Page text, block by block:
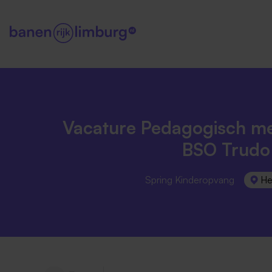
Vacature Pedagogisch
BSO Trudo
Spring Kinderopvang